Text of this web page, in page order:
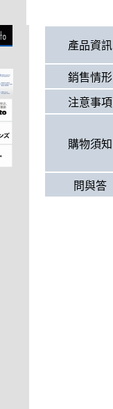
產品資訊
銷售情形
注意事項
購物須知
問與答